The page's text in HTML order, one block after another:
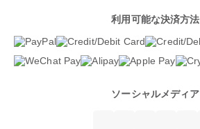
利用可能な決済方法
ソーシャルメディア